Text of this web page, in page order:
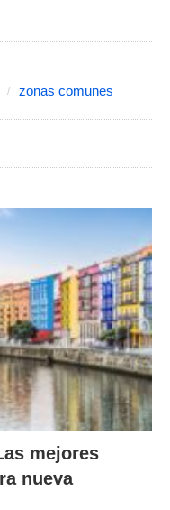
zonas comunes
mejores
nueva